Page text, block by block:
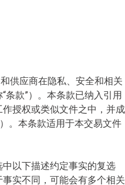
供应商在隐私、安全和相关
条款”）。本条款已纳入引用
授权或类似文件之中，并成
。本条款适用于本交易文件
以下描述约定事实的复选
实不同，可能会有多个相关